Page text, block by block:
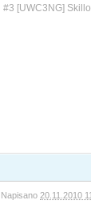
#3 [UWC3NG]
Napisano 20.11.2010